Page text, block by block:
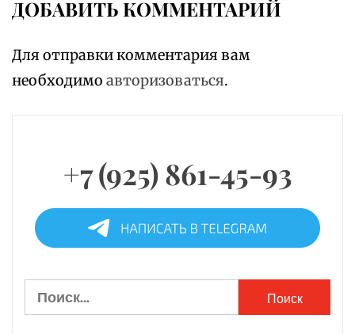
ДОБАВИТЬ КОММЕНТАРИЙ
Для отправки комментария вам
необходимо авторизоваться.
+7 (925) 861-45-93
Найти: